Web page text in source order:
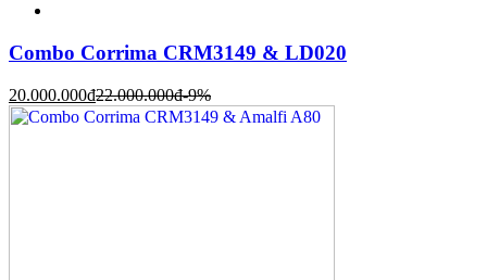
Combo Corrima CRM3149 & LD020
20.000.000đ22.000.000đ-9%